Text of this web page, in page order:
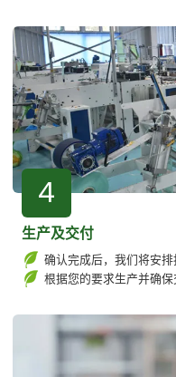
4
生产及交付
确认完成后，我们将安排
根据您的要求生产并确保